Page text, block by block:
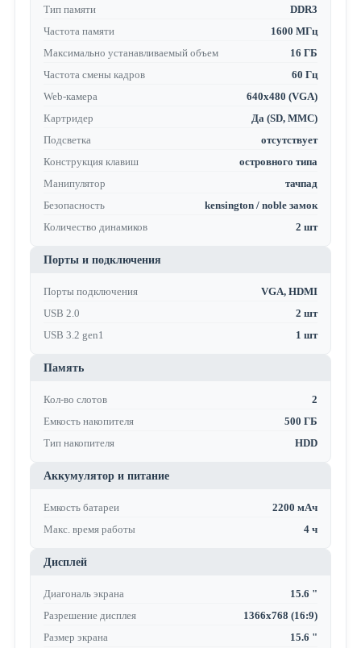
Тип памяти
DDR3
Частота памяти
1600 МГц
Максимально устанавливаемый объем
16 ГБ
Частота смены кадров
60 Гц
Web-камера
640x480 (VGA)
Картридер
Да (SD, MMC)
Подсветка
отсутствует
Конструкция клавиш
островного типа
Манипулятор
тачпад
Безопасность
kensington / noble замок
Количество динамиков
2 шт
Порты и подключения
Порты подключения
VGA, HDMI
USB 2.0
2 шт
USB 3.2 gen1
1 шт
Память
Кол-во слотов
2
Емкость накопителя
500 ГБ
Тип накопителя
HDD
Аккумулятор и питание
Емкость батареи
2200 мАч
Макс. время работы
4 ч
Дисплей
Диагональ экрана
15.6 "
Разрешение дисплея
1366x768 (16:9)
Размер экрана
15.6 "